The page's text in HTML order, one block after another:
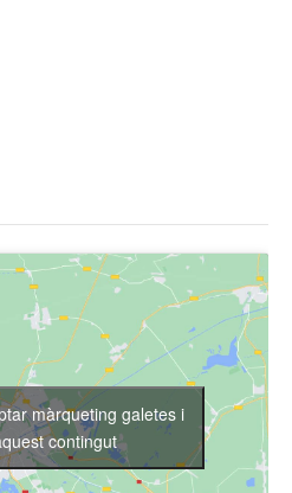
màrqueting galetes i
contingut